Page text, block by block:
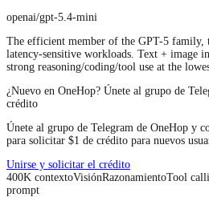
openai/gpt-5.4-mini
The efficient member of the GPT-5 family,
latency-sensitive workloads. Text + image
strong reasoning/coding/tool use at the
¿Nuevo en OneHop? Únete al grupo de
crédito
Únete al grupo de Telegram de OneHop y
para solicitar $1 de crédito para nuevos
Unirse y solicitar el crédito
400K contextoVisiónRazonamientoTool
prompt